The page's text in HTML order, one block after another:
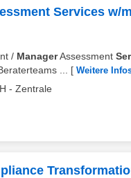
Services w/
/ ManagerAssessment
...
[ Weitere
- Zentrale